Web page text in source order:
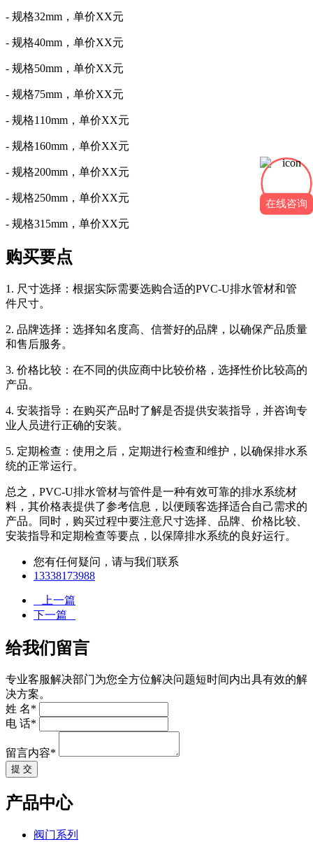
- 规格32mm，单价XX元
- 规格40mm，单价XX元
- 规格50mm，单价XX元
- 规格75mm，单价XX元
- 规格110mm，单价XX元
- 规格160mm，单价XX元
- 规格200mm，单价XX元
- 规格250mm，单价XX元
- 规格315mm，单价XX元
购买要点
1. 尺寸选择：根据实际需要选购合适的PVC-U排水管材和管
件尺寸。
2. 品牌选择：选择知名度高、信誉好的品牌，以确保产品质量
和售后服务。
3. 价格比较：在不同的供应商中比较价格，选择性价比较高的
产品。
4. 安装指导：在购买产品时了解是否提供安装指导，并咨询专
业人员进行正确的安装。
5. 定期检查：使用之后，定期进行检查和维护，以确保排水系
统的正常运行。
总之，PVC-U排水管材与管件是一种有效可靠的排水系统材
料，其价格表提供了参考信息，以便顾客选择适合自己需求的
产品。同时，购买过程中要注意尺寸选择、品牌、价格比较、
安装指导和定期检查等要点，以保障排水系统的良好运行。
您有任何疑问，请与我们联系
13338173988
上一篇
下一篇
给我们留言
专业客服解决部门为您全方位解决问题短时间内出具有效的解
决方案。
姓 名*
电 话*
留言内容*
提 交
产品中心
阀门系列
在线咨询